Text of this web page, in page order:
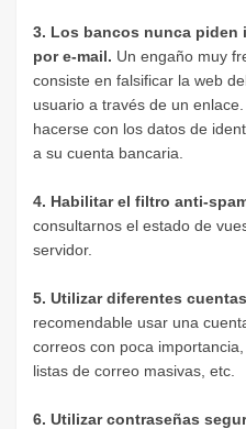
3. Los bancos nunca
por e-mail. Un engaño muy
consiste en falsificar la web
usuario a través de un
hacerse con los datos de
a su cuenta bancaria.
4. Habilitar el filtro anti-
consultarnos el estado de
servidor.
5. Utilizar diferentes
recomendable usar una
correos con poca
listas de correo masivas, etc.
6. Utilizar contraseñas